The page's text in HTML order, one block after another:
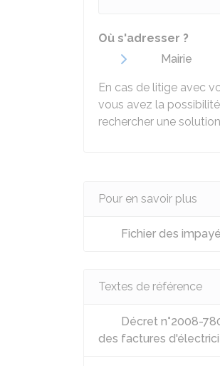
Où s'adresser ?
Mairie
En cas de litige avec
vous avez la
rechercher une
Pour en savoir plus
Fichier des
Textes de référence
Décret n°2008-
des factures